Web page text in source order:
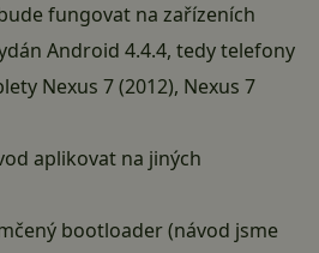
fungovat na zařízeních
Android 4.4.4, tedy telefony
Nexus 7 (2012), Nexus 7
aplikovat na jiných
bootloader (návod jsme